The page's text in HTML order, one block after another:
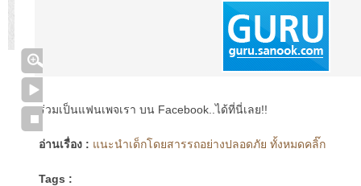
ร่วมเป็นแฟนเพจเรา บน Facebook..ได้ที่นี่เลย!!
อ่านเรื่อง : แนะนำเด็กโดยสารรถอย่างปลอดภัย ทั้งหมดคลิ๊ก
Tags :